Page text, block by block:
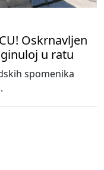
Oskrnavljen
u ratu
spomenika